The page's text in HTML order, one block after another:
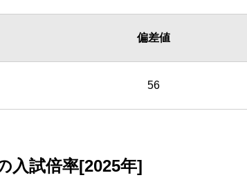
偏差値
56
入試倍率[2025年]